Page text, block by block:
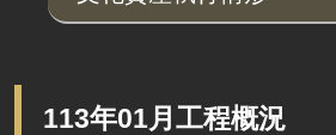
113年01月工程概況